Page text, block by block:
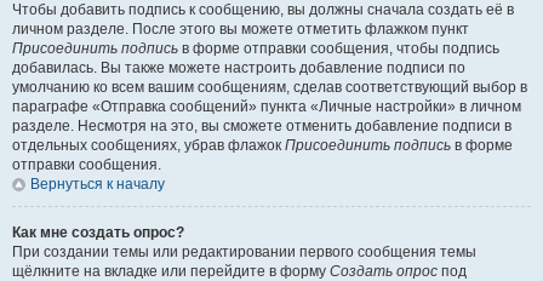
Чтобы добавить подпись к сообщению, вы должны сначала создать её в
личном разделе. После этого вы можете отметить флажком пункт
Присоединить подпись в форме отправки сообщения, чтобы подпись
добавилась. Вы также можете настроить добавление подписи по
умолчанию ко всем вашим сообщениям, сделав соответствующий выбор в
параграфе «Отправка сообщений» пункта «Личные настройки» в личном
разделе. Несмотря на это, вы сможете отменить добавление подписи в
отдельных сообщениях, убрав флажок Присоединить подпись в форме
отправки сообщения.
Вернуться к началу
Как мне создать опрос?
При создании темы или редактировании первого сообщения темы
щёлкните на вкладке или перейдите в форму Создать опрос под